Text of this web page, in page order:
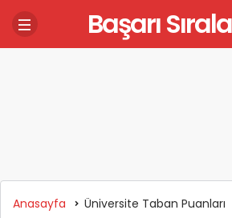
Başarı
Anasayfa Üniversite Taban Puanları